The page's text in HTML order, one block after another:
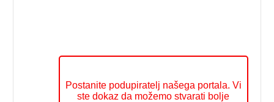
Postanite podupiratelj našega portala. Vi
ste dokaz da možemo stvarati bolje